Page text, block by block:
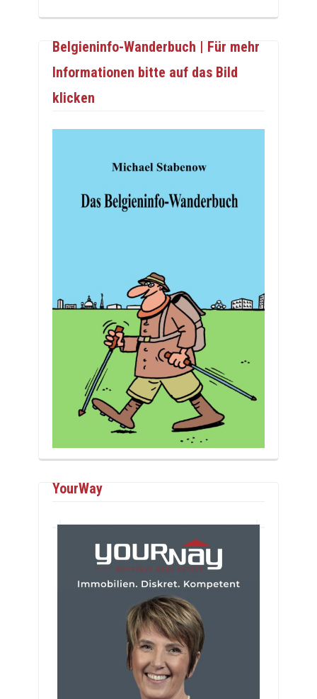
Belgieninfo-Wanderbuch | Für mehr
Informationen bitte auf das Bild
klicken
YourWay